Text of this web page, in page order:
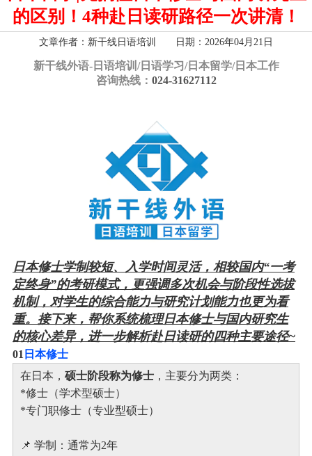
的区别！4种赴日读研路径一次讲清！
文章作者：新干线日语培训 日期：2026年04月21日
新干线外语-日语培训/日语学习/日本留学/日本工作
咨询热线： 024-31627112
日本修士学制较短、入学时间灵活，相较国内“一考
定终身”的考研模式，更强调多次机会与阶段性选拔
机制，对学生的综合能力与研究计划能力也更为看
重。接下来，帮你系统梳理日本修士与国内研究生
的核心差异，进一步解析赴日读研的四种主要途径~
01 日本修士
在日本， 硕士阶段称为修士 ，主要分为两类：
*修士（学术型硕士）
*专门职修士（专业型硕士）
📌 学制：通常为2年